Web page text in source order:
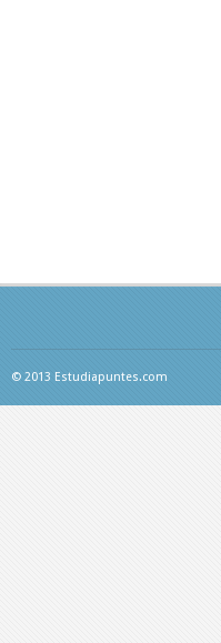
© 2013 Estudiapuntes.com